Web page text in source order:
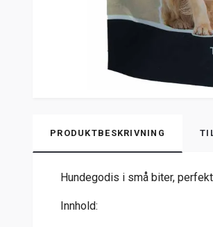
PRODUKTBESKRIVNING
Hundegodis i små biter,
Innhold: